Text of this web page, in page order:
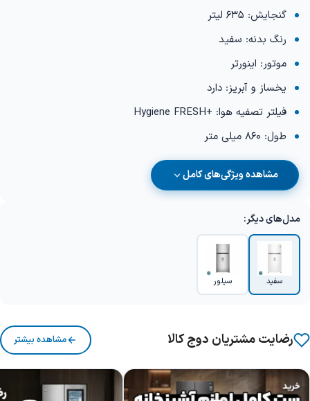
گنجایش: 635 لیتر
رنگ بدنه: سفید
موتور: اینورتر
یخساز و آبریز: دارد
فیلتر تصفیه هوا: +Hygiene FRESH
طول: 860 میلی متر
مشاهده ویژگی‌های کامل
مدل‌های دیگر:
سفید سیلور
رضایت مشتریان دوج کالا مشاهده بیشتر